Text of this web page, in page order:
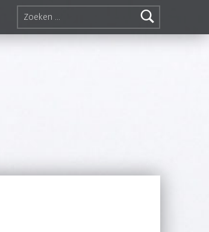
Zoeken naar: